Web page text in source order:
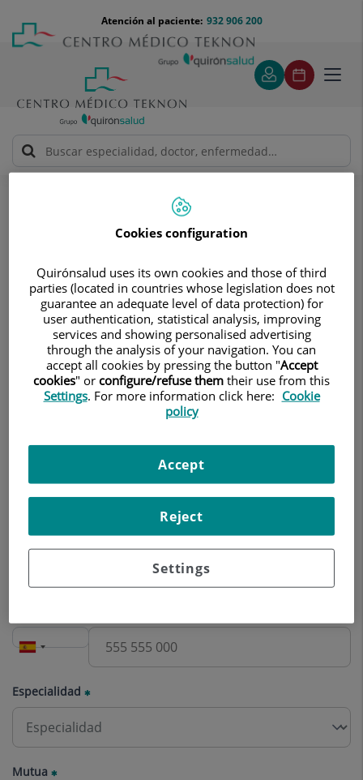
contenido
Menú
teléfono
cabecera
932 906 200
Atención al paciente:
Solicitud de visita
Solicitud de visita
Pide cita sin compromisos
Nombre
Apellidos
Correo electrónico
Especialidad
Mutua
Cookies configuration
Quirónsalud uses its own cookies and those of third
parties (located in countries whose legislation does not
guarantee an adequate level of data protection) for
user authentication, statistical analysis, improving
services and showing personalised advertising
through the analysis of your navigation. You can
accept all cookies by pressing the button "Accept
cookies" or configure/refuse them their use from this
Settings. For more information click here: Cookie
policy
Settings
Reject
Accept